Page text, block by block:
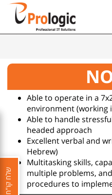
Able to operate in a
environment (working
Able to handle
headed approach
Excellent verbal and
Hebrew)
Multitasking skills,
multiple problems,
procedures to
שלח קו"ח